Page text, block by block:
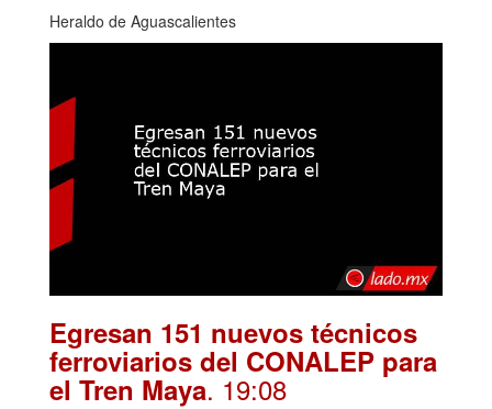
Heraldo de Aguascalientes
Egresan 151 nuevos técnicos
ferroviarios del CONALEP para
el Tren Maya. 19:08